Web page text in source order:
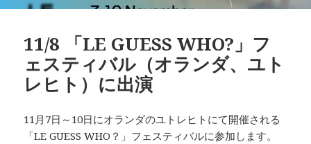
11/8 「LE GUESS WHO?」フ
ェスティバル（オランダ、ユト
レヒト）に出演
11月7日～10日にオランダのユトレヒトにて開催される
「LE GUESS WHO？」フェスティバルに参加します。